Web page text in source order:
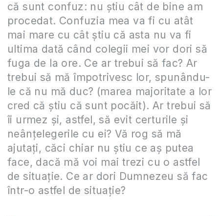
că sunt confuz: nu știu cât de bine am
procedat. Confuzia mea va fi cu atât
mai mare cu cât știu că asta nu va fi
ultima dată când colegii mei vor dori să
fuga de la ore. Ce ar trebui să fac? Ar
trebui să mă împotrivesc lor, spunându-
le că nu mă duc? (marea majoritate a lor
cred că știu că sunt pocăit). Ar trebui să
îi urmez și, astfel, să evit certurile și
neânțelegerile cu ei? Vă rog să mă
ajutați, căci chiar nu știu ce aș putea
face, dacă mă voi mai trezi cu o astfel
de situație. Ce ar dori Dumnezeu să fac
într-o astfel de situație?